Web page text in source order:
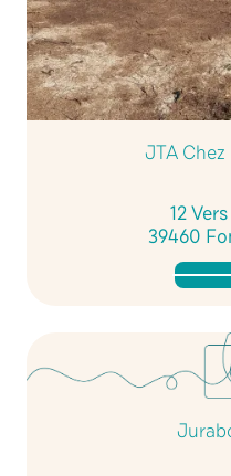
JTA
12
39460